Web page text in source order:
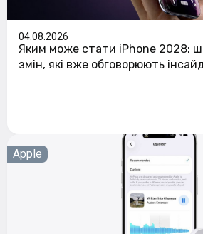
04.08.2026
Яким може стати iPhone 2028:
змін, які вже обговорюють
Apple